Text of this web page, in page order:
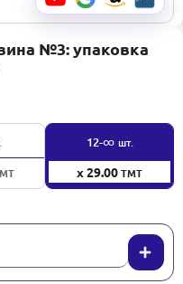
№3: упаковка
12-∞ шт.
x 29.00ТМТ